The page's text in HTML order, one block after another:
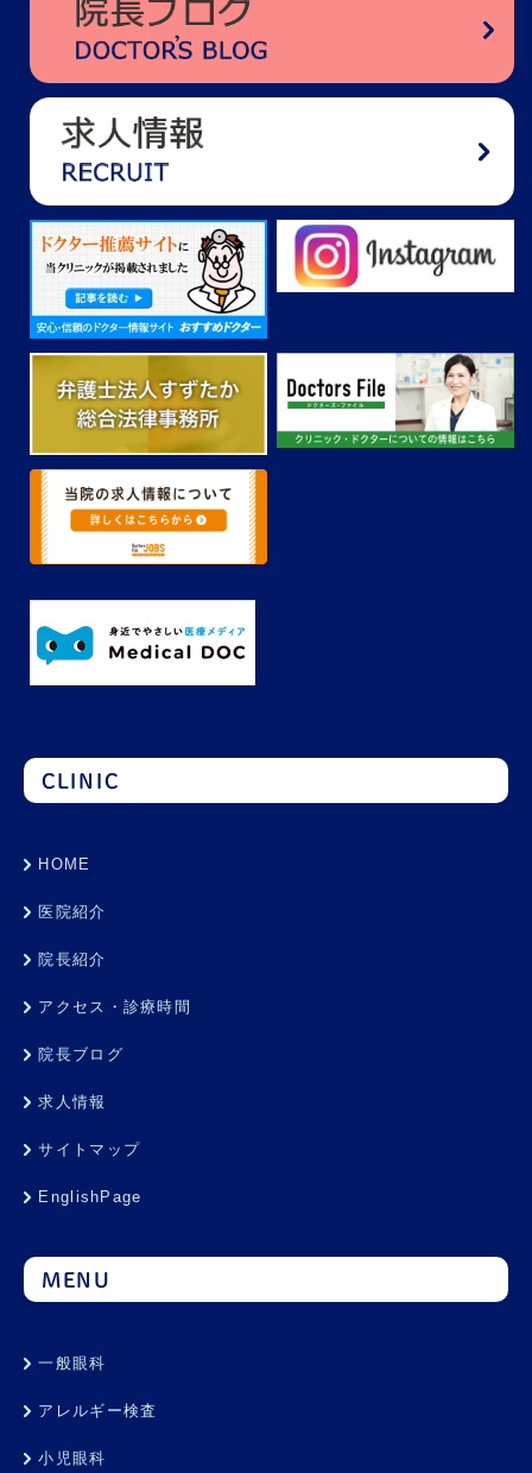
CLINIC
HOME
医院紹介
院長紹介
アクセス・診療時間
院長ブログ
求人情報
サイトマップ
EnglishPage
MENU
一般眼科
アレルギー検査
小児眼科